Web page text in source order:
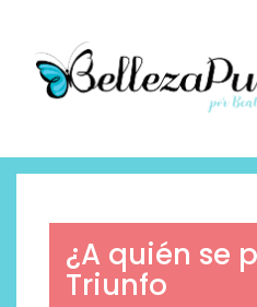
¿A quién se
Triunfo